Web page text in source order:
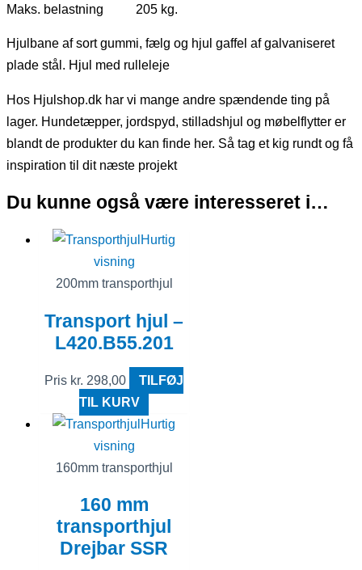
Maks. belastning 205 kg.
Hjulbane af sort gummi, fælg og hjul gaffel af galvaniseret
plade stål. Hjul med rulleleje
Hos Hjulshop.dk har vi mange andre spændende ting på
lager. Hundetæpper, jordspyd, stilladshjul og møbelflytter er
blandt de produkter du kan finde her. Så tag et kig rundt og få
inspiration til dit næste projekt
Du kunne også være interesseret i…
Hurtig
visning
200mm transporthjul
Transport hjul –
L420.B55.201
Pris kr. 298,00
TILFØJ
TIL KURV
Hurtig
visning
160mm transporthjul
160 mm
transporthjul
Drejbar SSR